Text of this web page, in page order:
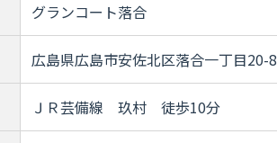
グランコート落合
広島県広島市安佐北区落合一丁目20-8
ＪＲ芸備線 玖村 徒歩10分